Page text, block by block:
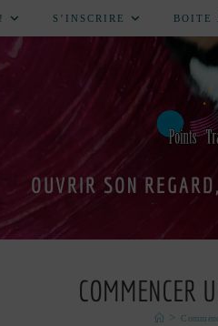
S’INSCRIRE BOITE
OUVRIR SON
COMMENCER
>